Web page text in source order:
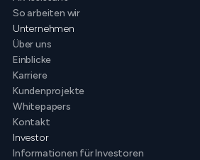
So arbeiten wir
Unternehmen
Über uns
Einblicke
Karriere
Kundenprojekte
Whitepapers
Kontakt
Investor
Informationen für Investoren